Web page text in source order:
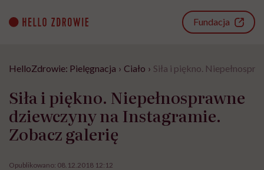
content
Fundacja
HelloZdrowie: Pielęgnacja › Ciało › Siła i piękno.
Siła i piękno. Niepełnosprawne
dziewczyny na Instagramie.
Zobacz galerię
Opublikowano: 08.12.2018 12:12